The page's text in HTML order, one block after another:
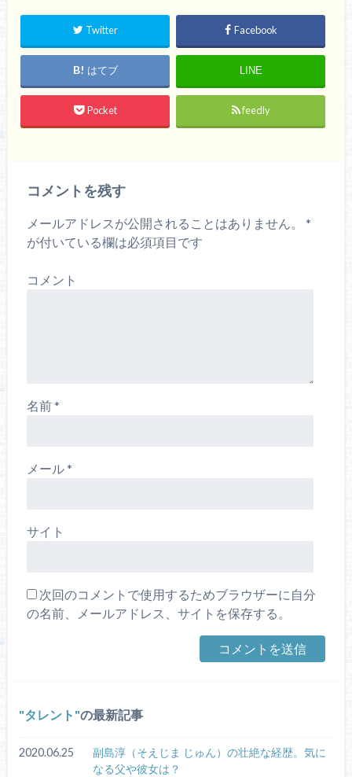
Twitter Facebook
はてブ LINE
Pocket feedly
コメントを残す
メールアドレスが公開されることはありません。
*
が付いている欄は必須項目です
コメント
名前*
メール*
サイト
次回のコメントで使用するためブラウザーに自分
の名前、メールアドレス、サイトを保存する。
タレント の最新記事
2020.06.25
副島淳（そえじま じゅん）の壮絶な経歴。気に
なる父や彼女は？